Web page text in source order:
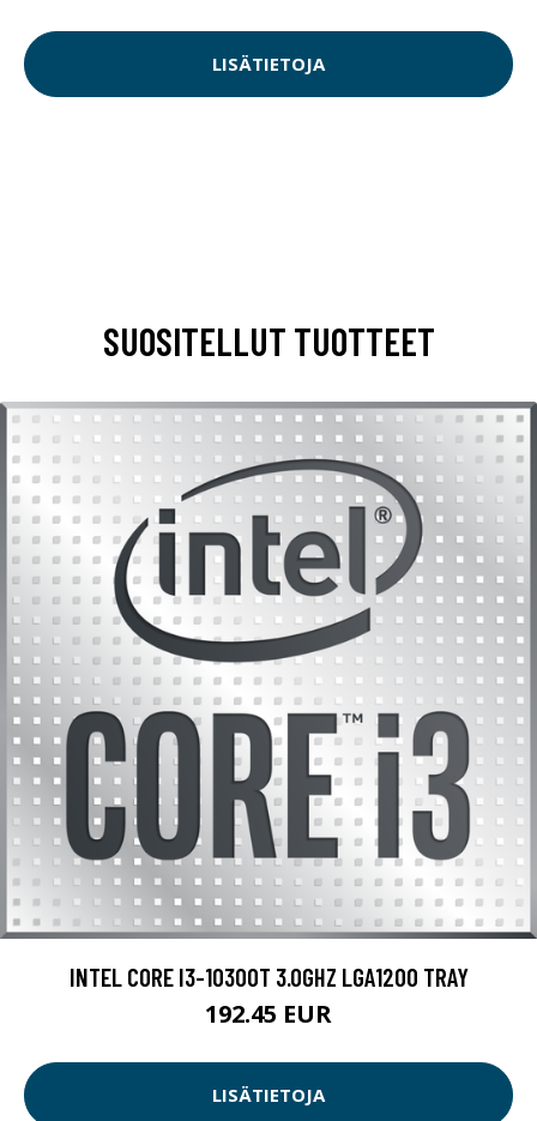
LISÄTIETOJA
SUOSITELLUT TUOTTEET
INTEL CORE I3-10300T 3.0GHZ LGA1200 TRAY
192.45 EUR
LISÄTIETOJA